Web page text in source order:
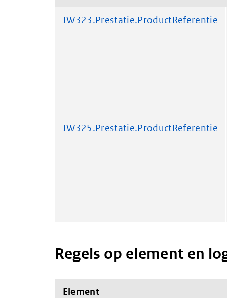
JW323.Prestatie.ProductReferentie
JW325.Prestatie.ProductReferentie
Regels op element en
Element